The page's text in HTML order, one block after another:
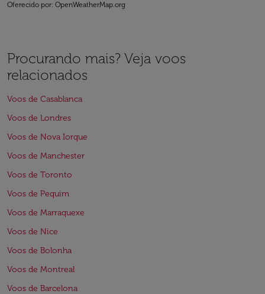
Oferecido por: OpenWeatherMap.org
Procurando mais? Veja voos
relacionados
Voos de Casablanca
Voos de Londres
Voos de Nova Iorque
Voos de Manchester
Voos de Toronto
Voos de Pequim
Voos de Marraquexe
Voos de Nice
Voos de Bolonha
Voos de Montreal
Voos de Barcelona